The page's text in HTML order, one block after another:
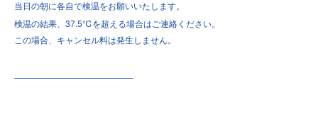
当日の朝に各自で検温をお願いいたします。
検温の結果、 37.5℃を超える場合はご連絡ください。
この場合、キャンセル料は発生しません。